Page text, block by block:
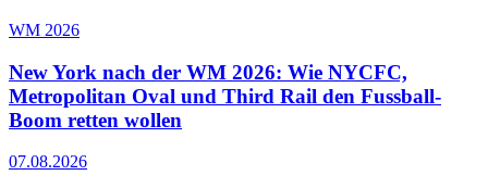
WM 2026
New York nach der WM 2026: Wie NYCFC,
Metropolitan Oval und Third Rail den Fussball-
Boom retten wollen
07.08.2026